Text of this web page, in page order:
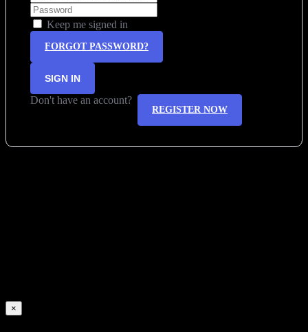
Keep me signed in
FORGOT PASSWORD?
SIGN IN
Don't have an account?
REGISTER NOW
×